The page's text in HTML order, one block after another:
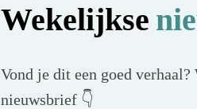
Wekelijkse
Vond je dit een goed
nieuwsbrief 👇